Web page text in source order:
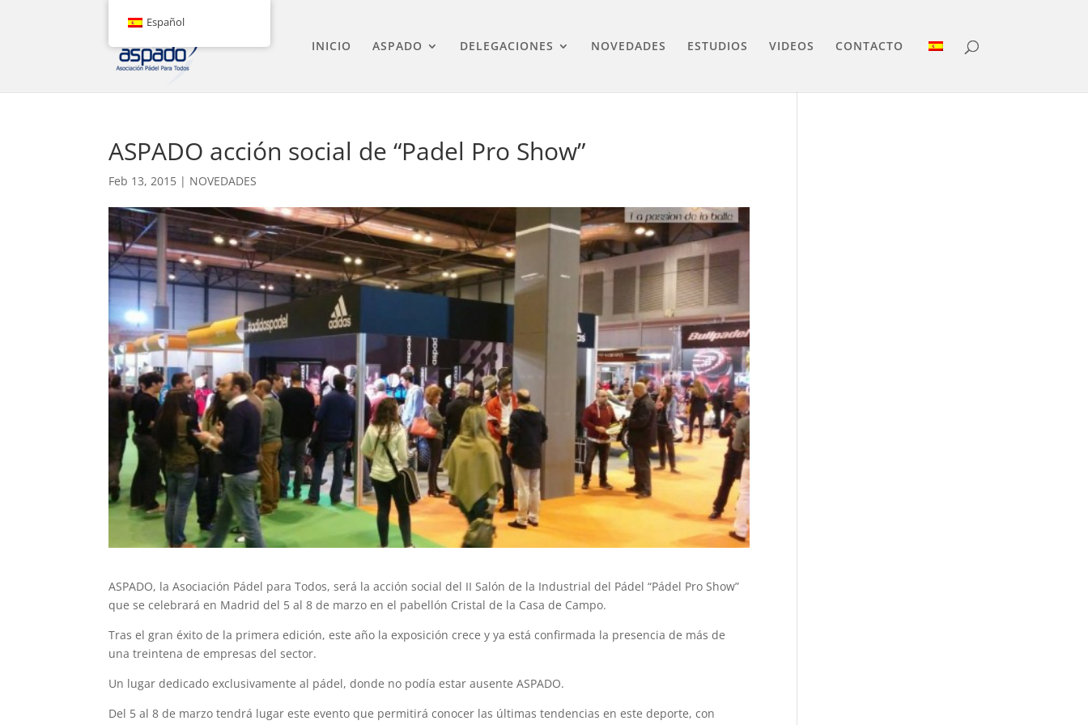
INICIO ASPADO DELEGACIONES NOVEDADES ESTUDIOS VIDEOS CONTACTO
ASPADO acción social de “Padel Pro Show”
Feb 13, 2015 | NOVEDADES
ASPADO, la Asociación Pádel para Todos, será la acción social del II Salón de la Industrial del Pádel “Pádel Pro Show”
que se celebrará en Madrid del 5 al 8 de marzo en el pabellón Cristal de la Casa de Campo.
Tras el gran éxito de la primera edición, este año la exposición crece y ya está confirmada la presencia de más de
una treintena de empresas del sector.
Un lugar dedicado exclusivamente al pádel, donde no podía estar ausente ASPADO.
Del 5 al 8 de marzo tendrá lugar este evento que permitirá conocer las últimas tendencias en este deporte, con
Español